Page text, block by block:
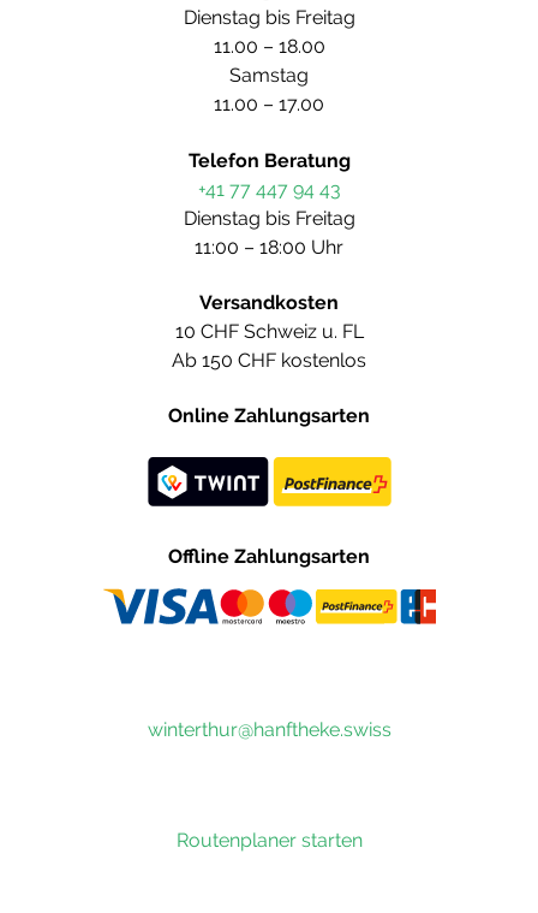
Dienstag bis Freitag
11.00 – 18.00
Samstag
11.00 – 17.00
Telefon Beratung
+41 77 447 94 43
Dienstag bis Freitag
11:00 – 18:00 Uhr
Versandkosten
10 CHF Schweiz u. FL
Ab 150 CHF kostenlos
Online Zahlungsarten
Offline Zahlungsarten
winterthur@hanftheke.swiss
Routenplaner starten